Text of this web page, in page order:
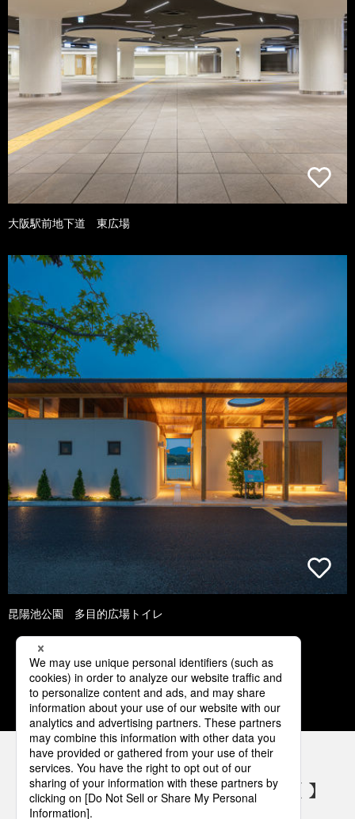
大阪駅前地下道 東広場
昆陽池公園 多目的広場トイレ
1 2 3 4 5
パナソニックの電気設備 SNSアカウント